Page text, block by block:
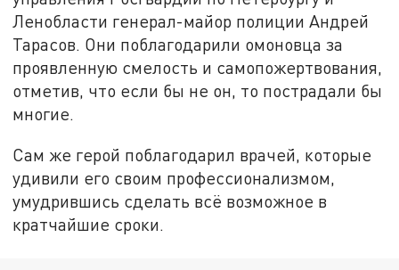
Ленобласти генерал-майор полиции Андрей
Тарасов. Они поблагодарили омоновца за
проявленную смелость и самопожертвования,
отметив, что если бы не он, то пострадали бы
многие.
Сам же герой поблагодарил врачей, которые
удивили его своим профессионализмом,
умудрившись сделать всё возможное в
кратчайшие сроки.